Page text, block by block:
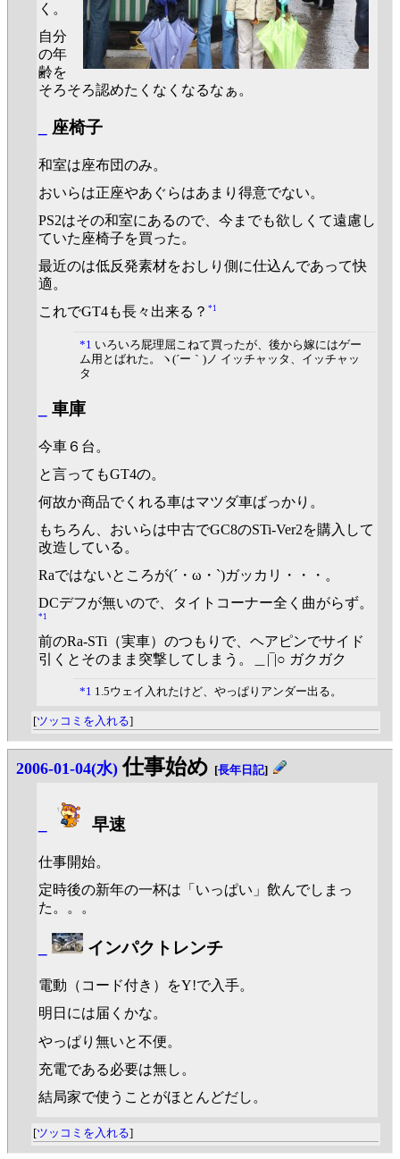
く。
自分
の年
齢を
そろそろ認めたくなくなるなぁ。
座椅子
和室は座布団のみ。
おいらは正座やあぐらはあまり得意でない。
PS2はその和室にあるので、今までも欲しくて遠慮し
ていた座椅子を買った。
最近のは低反発素材をおしり側に仕込んであって快
適。
これでGT4も長々出来る？ *1
*1 いろいろ屁理屈こねて買ったが、後から嫁にはゲー
ム用とばれた。ヽ(´ー｀)ノ イッチャッタ、イッチャッ
タ
車庫
今車６台。
と言ってもGT4の。
何故か商品でくれる車はマツダ車ばっかり。
もちろん、おいらは中古でGC8のSTi-Ver2を購入して
改造している。
Raではないところが(´・ω・`)ガッカリ・・・。
DCデフが無いので、タイトコーナー全く曲がらず。
*1
前のRa-STi（実車）のつもりで、ヘアピンでサイド
引くとそのまま突撃してしまう。＿|‾|○ ガクガク
*1 1.5ウェイ入れたけど、やっぱりアンダー出る。
[ツッコミを入れる]
2006-01-04(水) 仕事始め [長年日記]
早速
仕事開始。
定時後の新年の一杯は「いっぱい」飲んでしまっ
た。。。
インパクトレンチ
電動（コード付き）をY!で入手。
明日には届くかな。
やっぱり無いと不便。
充電である必要は無し。
結局家で使うことがほとんどだし。
[ツッコミを入れる]